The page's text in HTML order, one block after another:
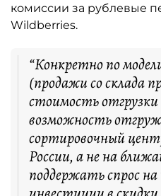
комиссии за рублевые
Wildberries.
“Конкретно по
(продажи со склада
стоимость
возможность
сортировочный
России, а не на
поддержать спрос